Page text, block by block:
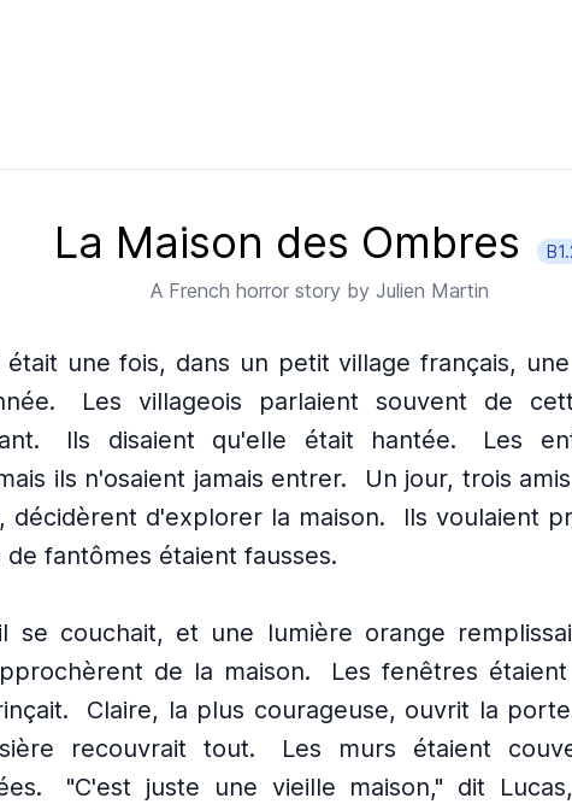
La Maison des Ombres
A French horror story by Julien Martin
était une fois, dans un petit village français,
Les villageois parlaient souvent de
Ils disaient qu'elle était hantée.
Les
ils n'osaient jamais entrer.
Un jour, trois
décidèrent d'explorer la maison.
Ils voulaient
de fantômes étaient fausses.
se couchait, et une lumière orange
de la maison.
Les fenêtres
Claire, la plus courageuse, ouvrit la
recouvrait tout.
Les murs étaient
"C'est juste une vieille maison," dit